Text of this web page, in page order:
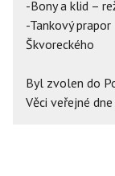
-Bony a klid –
-Tankový
Škvoreckého
Byl zvolen do
Věci veřejné